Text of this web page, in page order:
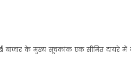
बाजार के मुख्य सूचकांक एक सीमित